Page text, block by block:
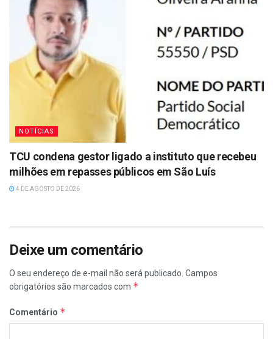
NOTÍCIAS
TCU condena gestor ligado a instituto que recebeu
milhões em repasses públicos em São Luís
4 DE AGOSTO DE 2026
Deixe um comentário
O seu endereço de e-mail não será publicado. Campos
obrigatórios são marcados com *
Comentário *